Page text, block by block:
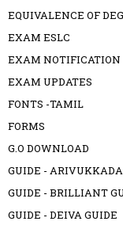
EQUIVALENCE OF
EXAM ESLC
EXAM NOTIFICATION
EXAM UPDATES
FONTS -TAMIL
FORMS
G.O DOWNLOAD
GUIDE -
GUIDE - BRILLIANT
GUIDE - DEIVA GUIDE